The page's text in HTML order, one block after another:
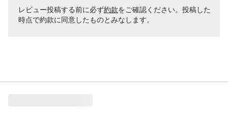
レビュー投稿する前に必ず約款をご確認ください。投稿した
時点で約款に同意したものとみなします。